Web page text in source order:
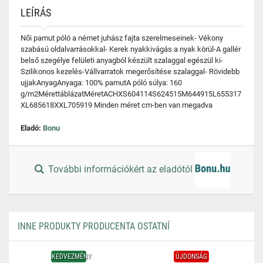
LEÍRÁS
Női pamut póló a német juhász fajta szerelmeseinek- Vékony
szabású oldalvarrásokkal- Kerek nyakkivágás a nyak körül-A gallér
belső szegélye felületi anyagból készült szalaggal egészül ki-
Szilikonos kezelés-Vállvarratok megerősítése szalaggal- Rövidebb
ujjakAnyagAnyaga: 100% pamutA póló súlya: 160
g/m2MérettáblázatMéretACHXS604114S624515M644915L655317
XL685618XXL705919 Minden méret cm-ben van megadva
Eladó: Bonu
További információkért az eladótól
INNE PRODUKTY PRODUCENTA OSTATNÍ
KEDVEZMÉNY ÚJDONSÁG